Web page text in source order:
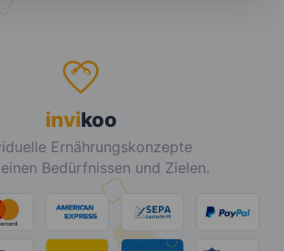
invikoo
Ernährungskonzepte
Bedürfnissen und Zielen.